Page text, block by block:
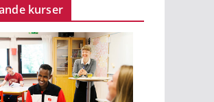
kurser